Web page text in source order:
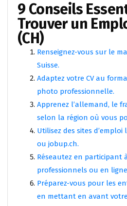
9 Conseils
Trouver un
(CH)
Renseignez-vous sur le
Suisse.
Adaptez votre CV au
photo professionnelle.
Apprenez l’allemand, le
selon la région où vous
Utilisez des sites
ou jobup.ch.
Réseautez en participant
professionnels ou en
Préparez-vous pour les
en mettant en avant